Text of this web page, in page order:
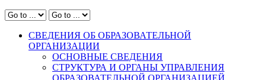
СВЕДЕНИЯ ОБ ОБРАЗОВАТЕЛЬНОЙ
ОРГАНИЗАЦИИ
ОСНОВНЫЕ СВЕДЕНИЯ
СТРУКТУРА И ОРГАНЫ УПРАВЛЕНИЯ
ОБРАЗОВАТЕЛЬНОЙ ОРГАНИЗАЦИЕЙ